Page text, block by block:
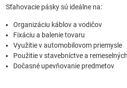
Sťahovacie pásky sú ideálne na:
Organizáciu káblov a vodičov
Fixáciu a balenie tovaru
Využitie v automobilovom priemysle
Použitie v stavebníctve a
Dočasné upevňovanie predmetov